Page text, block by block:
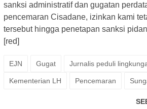
sanksi administratif dan gugatan
pencemaran Cisadane, izinkan kami
tersebut hingga penetapan sanksi
[red]
EJN Gugat Jurnalis peduli
Kementerian LH Pencemaran